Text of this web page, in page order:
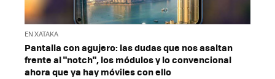
EN XATAKA
Pantalla con agujero: las dudas que nos asaltan
frente al "notch", los módulos y lo convencional
ahora que ya hay móviles con ello